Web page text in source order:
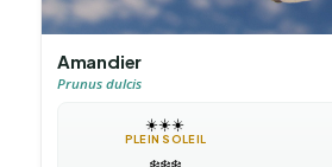
Amandier
Prunus dulcis
☀️☀️☀️
PLEIN SOLEIL